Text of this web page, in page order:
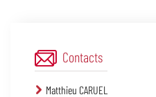
Contacts
Matthieu CARUEL